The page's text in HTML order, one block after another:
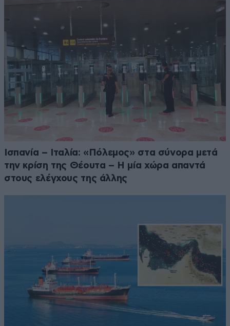
Ισπανία – Ιταλία: «Πόλεμος» στα σύνορα μετά
την κρίση της Θέουτα – Η μία χώρα απαντά
στους ελέγχους της άλλης